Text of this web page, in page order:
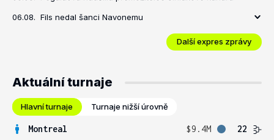
06.08. Fils nedal šanci Navonemu
Další expres zprávy
Aktuální turnaje
Hlavní turnaje Turnaje nižší úrovně
Montreal $9.4M
22